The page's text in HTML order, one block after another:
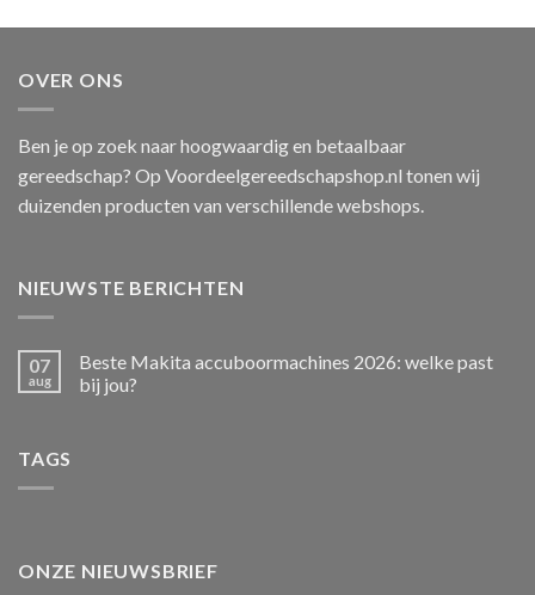
was:
is:
OVER ONS
Ben je op zoek naar hoogwaardig en betaalbaar
gereedschap? Op Voordeelgereedschapshop.nl tonen wij
duizenden producten van verschillende webshops.
NIEUWSTE BERICHTEN
07
aug
Beste Makita accuboormachines 2026: welke past
bij jou?
TAGS
ONZE NIEUWSBRIEF